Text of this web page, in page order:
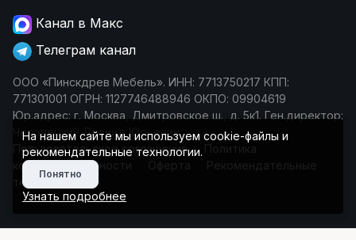
Канал в Макс
Телеграм канал
ООО «Пинскдрев Мебель». ИНН: 7713750217 КПП:
771301001 ОГРН: 1127746488946 ОКПО: 09904619
Юр.адрес: г. Москва, Дмитровское ш., д. 5к1. Ген.директор:
Чеповецкий Леонид Юрьевич
Пользовательское соглашение
Политика
конфиденциальности
Оферта
Рекомендательные
технологии
На нашем сайте мы используем cookie-файлы и
рекомендательные технологии.
Понятно
Узнать подробнее